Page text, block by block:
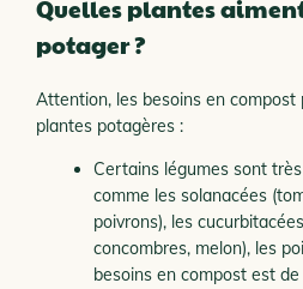
Quelles plantes
potager ?
Attention, les besoins en compost
plantes potagères :
Certains légumes sont
comme les solanacées
poivrons), les
concombres, melon), les
besoins en compost est